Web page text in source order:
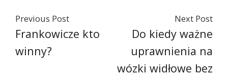
Previous Post
Frankowicze kto
winny?
Next Post
Do kiedy ważne
uprawnienia na
wózki widłowe bez